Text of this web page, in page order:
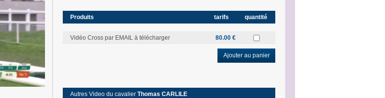
Produits quantité
tarifs
Vidéo Cross par EMAIL à télécharger 80.00 €
Ajouter au panier
Autres Video du cavalier Thomas CARLILE